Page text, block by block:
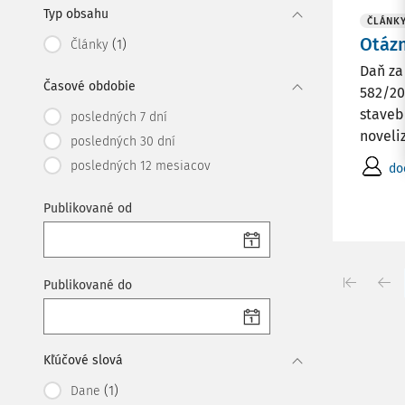
Typ obsahu
Články (1)
Časové obdobie
posledných 7 dní
posledných 30 dní
posledných 12 mesiacov
Publikované od
Publikované do
Kľúčové slová
Dane (1)
ČLÁNKY
Daň
582/